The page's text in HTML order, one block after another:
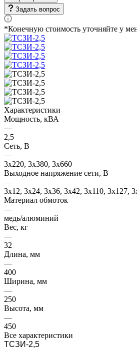
Задать вопрос
*Конечную стоимость уточняйте у
Характеристики
Мощность, кВА
—
2,5
Сеть, В
—
3x220, 3х380, 3x660
Выходное напряжение сети, В
—
3x12, 3x24, 3x36, 3x42, 3x110, 3x127,
Материал обмоток
—
медь/алюминий
Вес, кг
—
32
Длина, мм
—
400
Ширина, мм
—
250
Высота, мм
—
450
Все характеристики
ТСЗИ-2,5